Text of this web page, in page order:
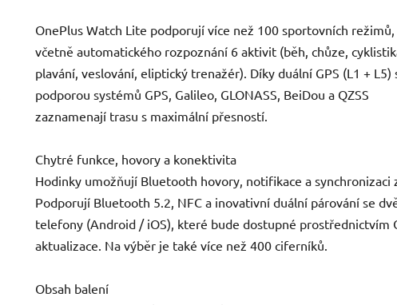
OnePlus Watch Lite podporují více než 100 sportovních režimů,
včetně automatického rozpoznání 6 aktivit (běh, chůze,
plavání, veslování, eliptický trenažér). Díky duální GPS (L1 + L5)
podporou systémů GPS, Galileo, GLONASS, BeiDou a QZSS
zaznamenají trasu s maximální přesností.
Chytré funkce, hovory a konektivita
Hodinky umožňují Bluetooth hovory, notifikace a synchronizaci
Podporují Bluetooth 5.2, NFC a inovativní duální párování se
telefony (Android / iOS), které bude dostupné prostřednictvím
aktualizace. Na výběr je také více než 400 ciferníků.
Obsah balení